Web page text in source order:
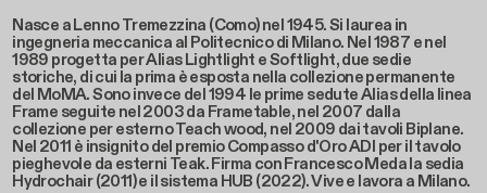
Nasce a Lenno Tremezzina (Como) nel 1945. Si laurea in
ingegneria meccanica al Politecnico di Milano. Nel 1987 e nel
1989 progetta per Alias Lightlight e Softlight, due sedie
storiche, di cui la prima è esposta nella collezione permanente
del MoMA. Sono invece del 1994 le prime sedute Alias della linea
Frame seguite nel 2003 da Frametable, nel 2007 dalla
collezione per esterno Teach wood, nel 2009 dai tavoli Biplane.
Nel 2011 è insignito del premio Compasso d'Oro ADI per il tavolo
pieghevole da esterni Teak. Firma con Francesco Meda la sedia
Hydrochair (2011) e il sistema HUB (2022). Vive e lavora a Milano.